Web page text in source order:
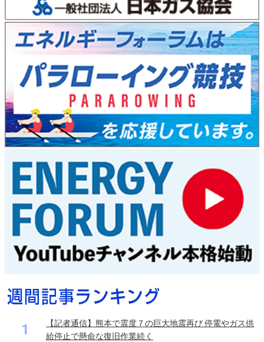
1
【記者通信】熊本で震度７の巨大地震再び 停電やガス供
給停止で懸命な復旧作業続く